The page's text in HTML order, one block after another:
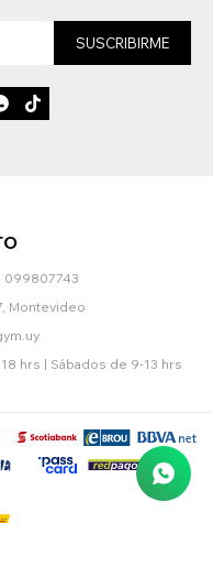
099807743
Montevideo
hrs | Sábados de 9-13 hrs
SUSCRIBIRME
